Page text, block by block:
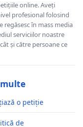
online. Aveți
profesional folosind
regăsesc în mass media
serviciilor noastre
și către persoane ce
o petiție
de